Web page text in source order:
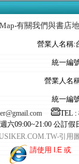
‧有關我們與書店
營業人名稱:
統一編
營業人名
統一編
TEL :
六09:00~21:00 公訂
引
請使用 I.E 或